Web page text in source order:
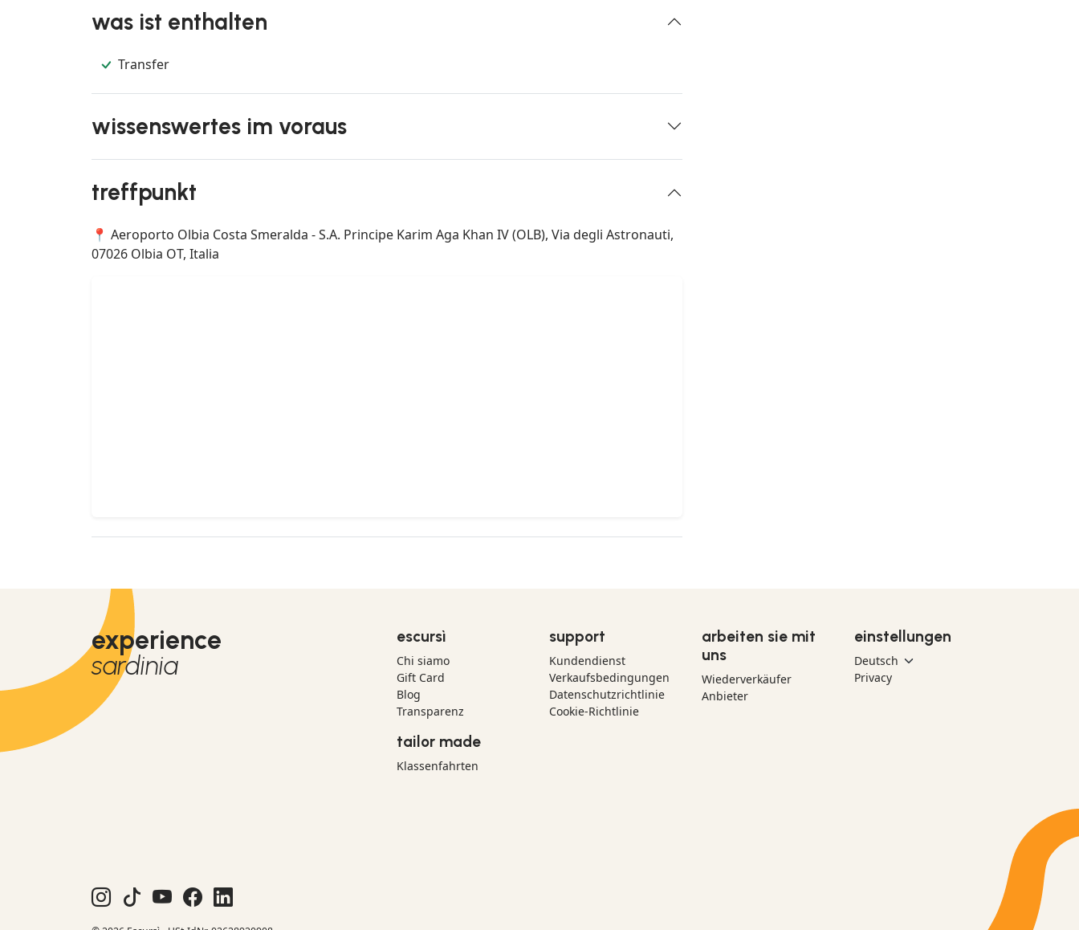
was ist enthalten
Transfer
wissenswertes im voraus
treffpunkt
📍 Aeroporto Olbia Costa Smeralda - S.A. Principe Karim Aga Khan IV (OLB), Via degli Astronauti,
07026 Olbia OT, Italia
experience
sardinia
escursì
Chi siamo
Gift Card
Blog
Transparenz
tailor made
Klassenfahrten
support
Kundendienst
Verkaufsbedingungen
Datenschutzrichtlinie
Cookie-Richtlinie
arbeiten sie mit
uns
Wiederverkäufer
Anbieter
einstellungen
Privacy